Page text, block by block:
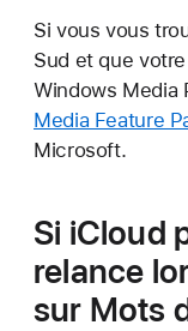
Si vous vous
Sud et que
Windows Media
Media Feature
Microsoft.
Si iCloud
relance
sur Mots